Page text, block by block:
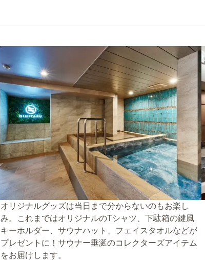
オリジナルグッズは当日まで分からないのもお楽し
み。これまではオリジナルのTシャツ、下駄箱の鍵風
キーホルダー、サウナハット、フェイスタオルなどが
プレゼントに！サウナー垂涎のコレクターズアイテム
をお届けします。